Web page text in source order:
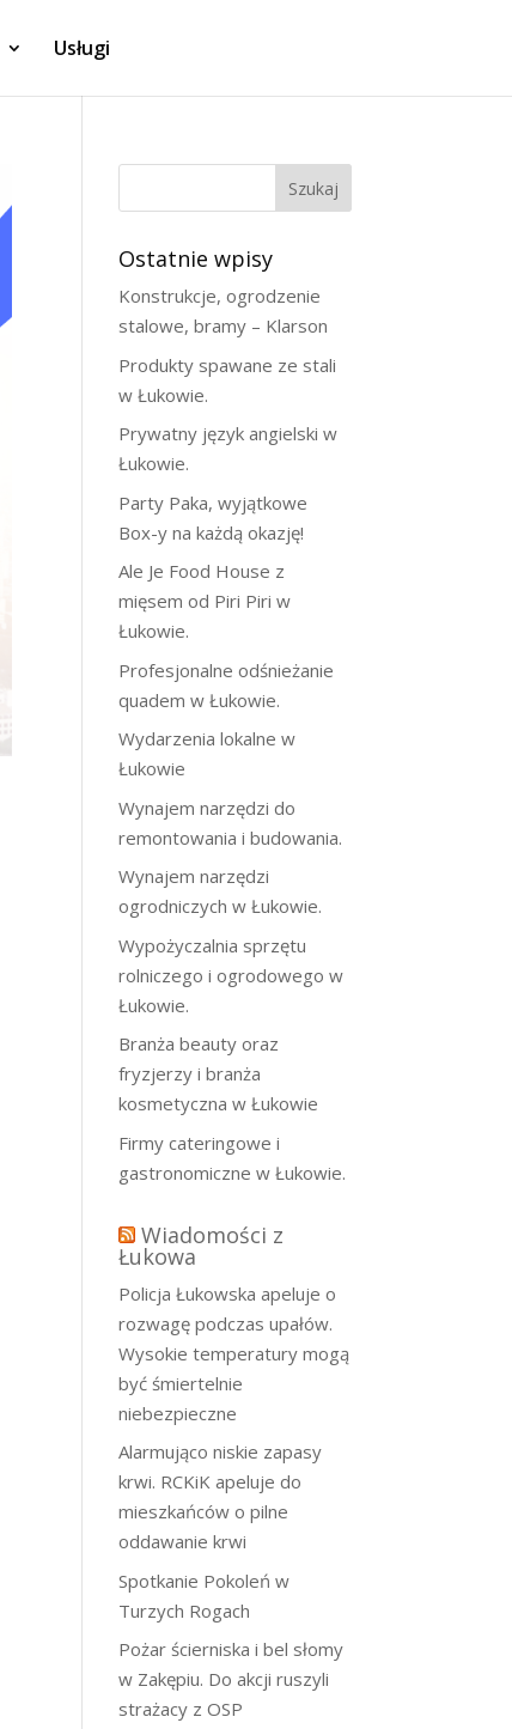
Usługi
Szukaj
Ostatnie wpisy
Konstrukcje, ogrodzenie
stalowe, bramy – Klarson
Produkty spawane ze stali
w Łukowie.
Prywatny język angielski w
Łukowie.
Party Paka, wyjątkowe
Box-y na każdą okazję!
Ale Je Food House z
mięsem od Piri Piri w
Łukowie.
Profesjonalne odśnieżanie
quadem w Łukowie.
Wydarzenia lokalne w
Łukowie
Wynajem narzędzi do
remontowania i budowania.
Wynajem narzędzi
ogrodniczych w Łukowie.
Wypożyczalnia sprzętu
rolniczego i ogrodowego w
Łukowie.
Branża beauty oraz
fryzjerzy i branża
kosmetyczna w Łukowie
Firmy cateringowe i
gastronomiczne w Łukowie.
Wiadomości z
Łukowa
Policja Łukowska apeluje o
rozwagę podczas upałów.
Wysokie temperatury mogą
być śmiertelnie
niebezpieczne
Alarmująco niskie zapasy
krwi. RCKiK apeluje do
mieszkańców o pilne
oddawanie krwi
Spotkanie Pokoleń w
Turzych Rogach
Pożar ścierniska i bel słomy
w Zakępiu. Do akcji ruszyli
strażacy z OSP